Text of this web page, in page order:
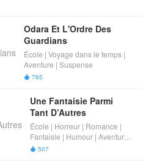
Odara Et L'Ordre Des
Guardians
École | Voyage dans le temps |
Aventure | Suspense
 765
Une Fantaisie Parmi
Tant D’Autres
École | Horreur | Romance |
Fantaisie | Humour | Aventure |
Suspense
 507